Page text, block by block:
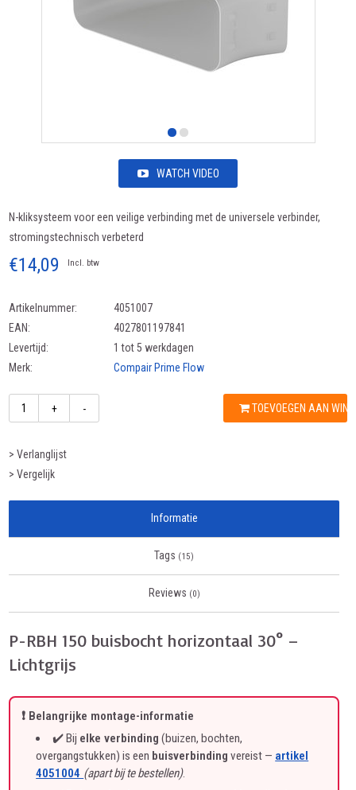
WATCH VIDEO
N-kliksysteem voor een veilige verbinding met de universele verbinder,
stromingstechnisch verbeterd
€14,09 Incl. btw
Artikelnummer:
4051007
EAN:
4027801197841
Levertijd:
1 tot 5 werkdagen
Merk:
Compair Prime Flow
+ - TOEVOEGEN AAN
> Verlanglijst
> Vergelijk
Informatie
Tags (15)
Reviews (0)
P-RBH 150 buisbocht horizontaal 30° –
Lichtgrijs
❗ Belangrijke montage-informatie
✔️ Bij elke verbinding (buizen, bochten,
overgangstukken) is een buisverbinding vereist — artikel
4051004 (apart bij te bestellen).